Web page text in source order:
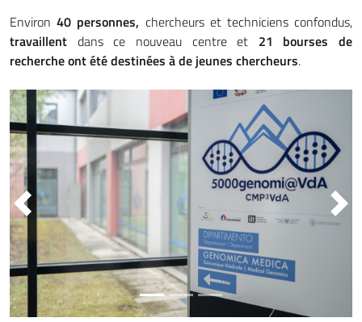
Environ40 personnes, chercheurs et techniciens confondus,
travaillent dans ce nouveau centre et 21 bourses de
recherche ont été destinées à de jeunes chercheurs.
Precedente